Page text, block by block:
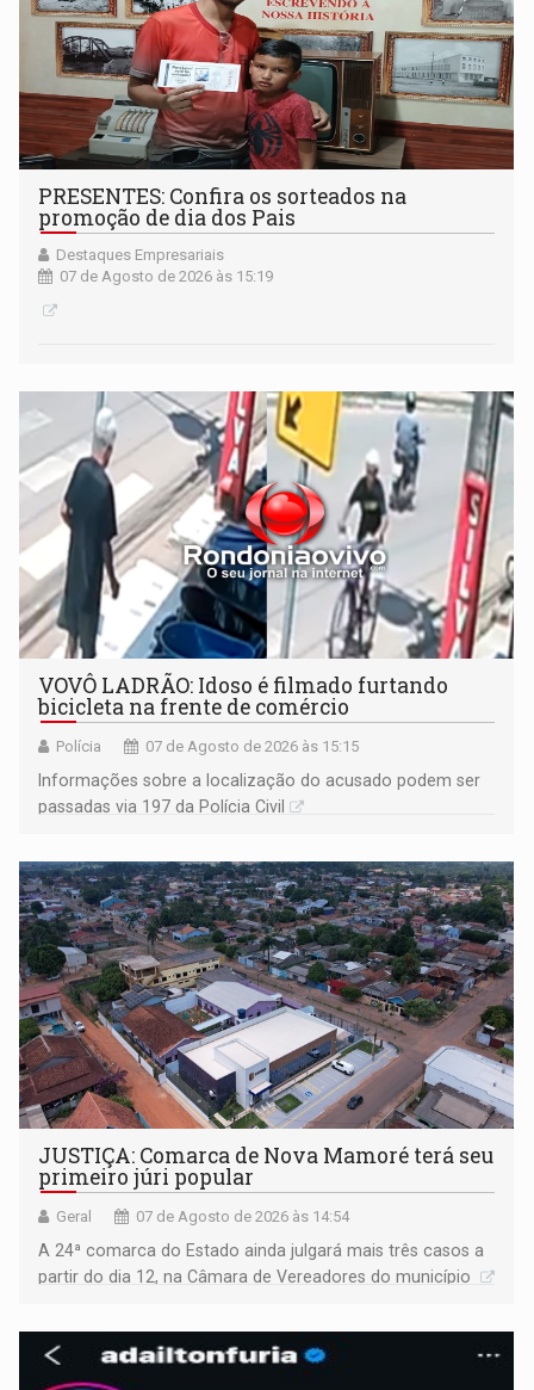
PRESENTES: Confira os sorteados na
promoção de dia dos Pais
Destaques Empresariais
07 de Agosto de 2026 às 15:19
VOVÔ LADRÃO: Idoso é filmado furtando
bicicleta na frente de comércio
Polícia 07 de Agosto de 2026 às 15:15
Informações sobre a localização do acusado podem ser
passadas via 197 da Polícia Civil
JUSTIÇA: Comarca de Nova Mamoré terá seu
primeiro júri popular
Geral 07 de Agosto de 2026 às 14:54
A 24ª comarca do Estado ainda julgará mais três casos a
partir do dia 12, na Câmara de Vereadores do município